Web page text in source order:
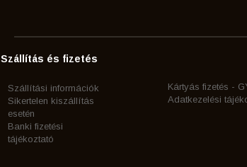
Szállítás és fizetés
Szállítási információk
Sikertelen kiszállítás
esetén
Banki fizetési
tájékoztató
Kártyás fizetés -
Adatkezelési